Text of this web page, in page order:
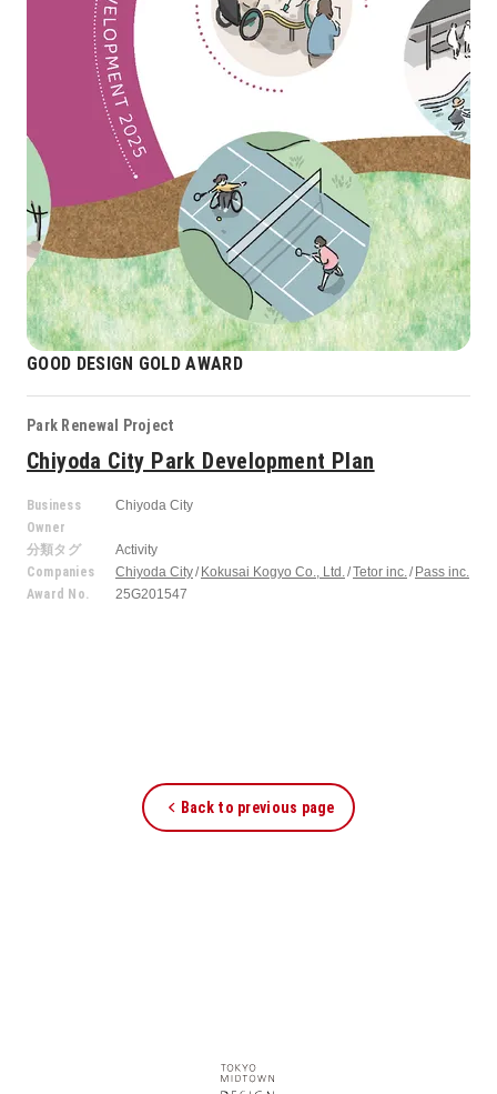
GOOD DESIGN GOLD AWARD
Park Renewal Project
Chiyoda City Park Development Plan
Business
Owner
Chiyoda City
分類タグ
Activity
Companies
Chiyoda City Kokusai Kogyo Co., Ltd. Tetor inc.
Pass inc.
Award No.
25G201547
Back to previous page